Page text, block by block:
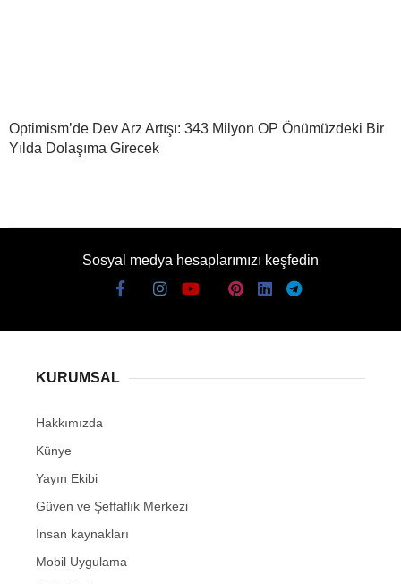
Optimism’de Dev Arz Artışı: 343 Milyon OP Önümüzdeki Bir
Yılda Dolaşıma Girecek
Sosyal medya hesaplarımızı keşfedin
KURUMSAL
Hakkımızda
Künye
Yayın Ekibi
Güven ve Şeffaflık Merkezi
İnsan kaynakları
Mobil Uygulama